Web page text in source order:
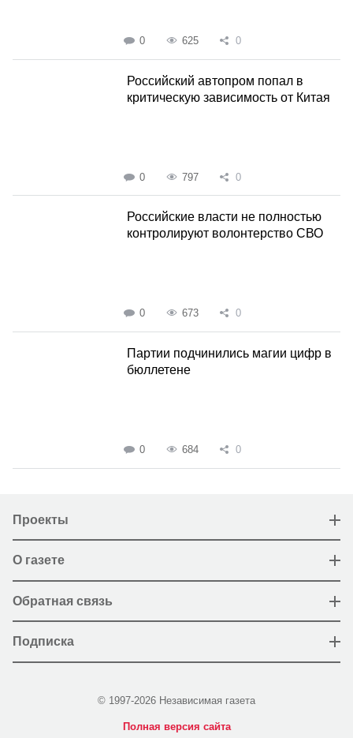
0 625 0
Российский автопром попал в
критическую зависимость от Китая
0 797 0
Российские власти не полностью
контролируют волонтерство СВО
0 673 0
Партии подчинились магии цифр в
бюллетене
0 684 0
Проекты
О газете
Обратная связь
Подписка
© 1997-2026 Независимая газета
Полная версия сайта